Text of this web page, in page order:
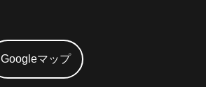
Googleマップ